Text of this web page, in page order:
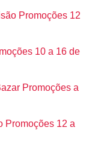
Promoções 12
10 a 16 de
Promoções a
Promoções 12 a